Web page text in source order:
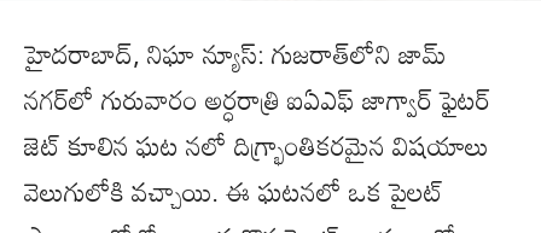
హైదరాబాద్, నిఘా న్యూస్: గుజరాత్‌లోని జామ్‌
నగర్‌లో గురువారం అర్ధరాత్రి ఐఏఎఫ్ జాగ్వార్ ఫైటర్
జెట్ కూలిన ఘట నలో దిగ్భ్రాంతికరమైన విషయాలు
వెలుగులోకి వచ్చాయి. ఈ ఘటనలో ఒక పైలట్